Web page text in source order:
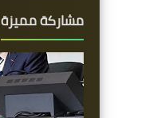
مشاركة مميزة